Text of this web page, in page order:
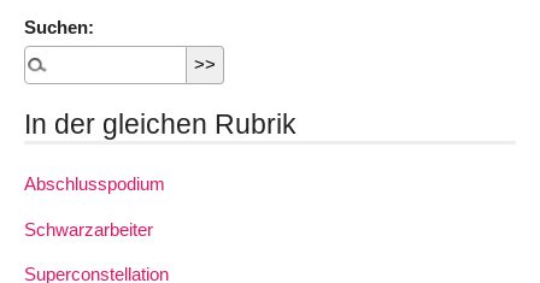
Suchen:
In der gleichen Rubrik
Abschlusspodium
Schwarzarbeiter
Superconstellation